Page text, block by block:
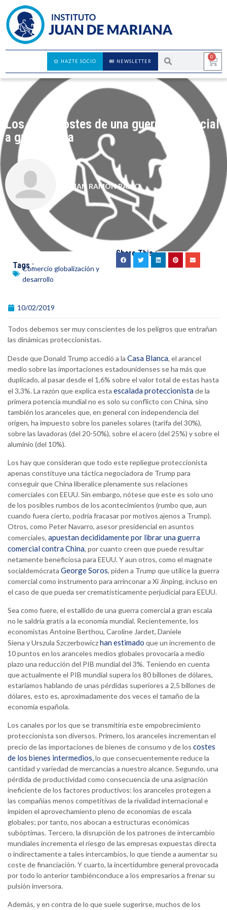
0
NEWSLETTER
HAZTE SOCIO
Los altos costes de una guerra comercial
a gran escala
JUAN RAMÓN RALLO
Tags :
Comercio globalización y
desarrollo
Share This :
10/02/2019
Todos debemos ser muy conscientes de los peligros que entrañan
las dinámicas proteccionistas.
Desde que Donald Trump accedió a la Casa Blanca, el arancel
medio sobre las importaciones estadounidenses se ha más que
duplicado, al pasar desde el 1,6% sobre el valor total de estas hasta
el 3,3%. La razón que explica esta escalada proteccionista de la
primera potencia mundial no es solo su conflicto con China, sino
también los aranceles que, en general con independencia del
origen, ha impuesto sobre los paneles solares (tarifa del 30%),
sobre las lavadoras (del 20-50%), sobre el acero (del 25%) y sobre el
aluminio (del 10%).
Los hay que consideran que todo este repliegue proteccionista
apenas constituye una táctica negociadora de Trump para
conseguir que China liberalice plenamente sus relaciones
comerciales con EEUU. Sin embargo, nótese que este es solo uno
de los posibles rumbos de los acontecimientos (rumbo que, aun
cuando fuera cierto, podría fracasar por motivos ajenos a Trump).
Otros, como Peter Navarro, asesor presidencial en asuntos
comerciales, apuestan decididamente por librar una guerra
comercial contra China, por cuanto creen que puede resultar
netamente beneficiosa para EEUU. Y aun otros, como el magnate
socialdemócrata George Soros, piden a Trump que utilice la guerra
comercial como instrumento para arrinconar a Xi Jinping, incluso en
el caso de que pueda ser crematísticamente perjudicial para EEUU.
Sea como fuere, el estallido de una guerra comercial a gran escala
no le saldría gratis a la economía mundial. Recientemente, los
economistas Antoine Berthou, Caroline Jardet, Daniele
Siena y Urszula Szczerbowiczhan estimado que un incremento de
10 puntos en los aranceles medios globales provocaría a medio
plazo una reducción del PIB mundial del 3%. Teniendo en cuenta
que actualmente el PIB mundial supera los 80 billones de dólares,
estaríamos hablando de unas pérdidas superiores a 2,5 billones de
dólares, esto es, aproximadamente dos veces el tamaño de la
economía española.
Los canales por los que se transmitiría este empobrecimiento
proteccionista son diversos. Primero, los aranceles incrementan el
precio de las importaciones de bienes de consumo y de los costes
de los bienes intermedios,lo que consecuentemente reduce la
cantidad y variedad de mercancías a nuestro alcance. Segundo, una
pérdida de productividad como consecuencia de una asignación
ineficiente de los factores productivos: los aranceles protegen a
las compañías menos competitivas de la rivalidad internacional e
impiden el aprovechamiento pleno de economías de escala
globales; por tanto, nos abocan a estructuras económicas
subóptimas. Tercero, la disrupción de los patrones de intercambio
mundiales incrementa el riesgo de las empresas expuestas directa
o indirectamente a tales intercambios, lo que tiende a aumentar su
coste de financiación. Y cuarto, la incertidumbre general provocada
por todo lo anterior tambiénconduce a los empresarios a frenar su
pulsión inversora.
Además, y en contra de lo que suele sugerirse, muchos de los